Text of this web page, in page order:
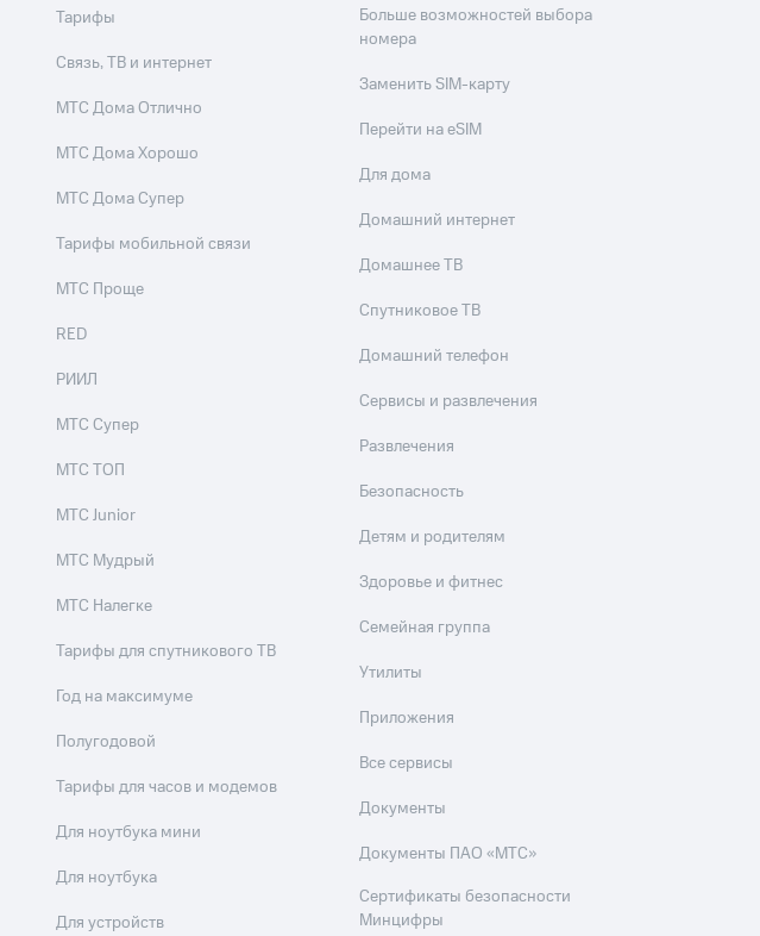
Тарифы
Связь, ТВ и интернет
МТС Дома Отлично
МТС Дома Хорошо
МТС Дома Супер
Тарифы мобильной связи
МТС Проще
RED
РИИЛ
МТС Супер
МТС ТОП
МТС Junior
МТС Мудрый
МТС Налегке
Тарифы для спутникового ТВ
Год на максимуме
Полугодовой
Тарифы для часов и модемов
Для ноутбука мини
Для ноутбука
Для устройств
Больше возможностей выбора
номера
Заменить SIM-карту
Перейти на eSIM
Для дома
Домашний интернет
Домашнее ТВ
Спутниковое ТВ
Домашний телефон
Сервисы и развлечения
Развлечения
Безопасность
Детям и родителям
Здоровье и фитнес
Семейная группа
Утилиты
Приложения
Все сервисы
Документы
Документы ПАО «МТС»
Сертификаты безопасности
Минцифры